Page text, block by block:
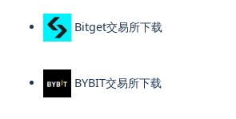
Bitget交易所下载
BYBIT交易所下载